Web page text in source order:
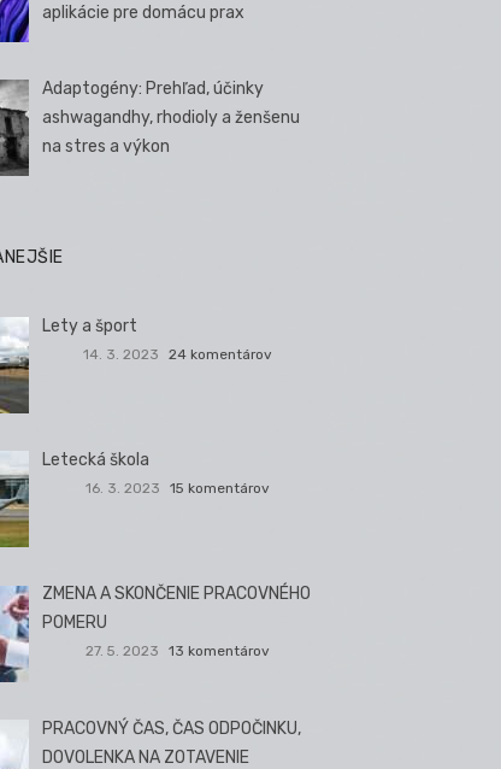
aplikácie pre domácu prax
Adaptogény: Prehľad, účinky
ashwagandhy, rhodioly a ženšenu
na stres a výkon
Lety a šport
14. 3. 2023 24 komentárov
Letecká škola
16. 3. 2023 15 komentárov
ZMENA A SKONČENIE PRACOVNÉHO
POMERU
27. 5. 2023 13 komentárov
PRACOVNÝ ČAS, ČAS ODPOČINKU,
DOVOLENKA NA ZOTAVENIE